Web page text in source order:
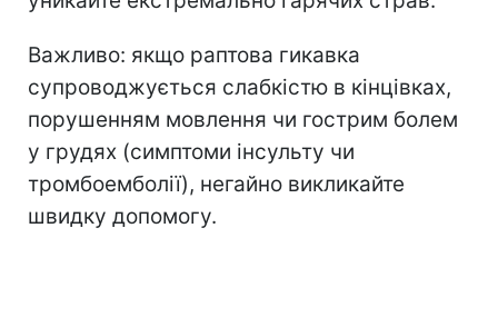
Важливо: якщо раптова гикавка
супроводжується слабкістю в кінцівках,
порушенням мовлення чи гострим болем
у грудях (симптоми інсульту чи
тромбоемболії), негайно викликайте
швидку допомогу.